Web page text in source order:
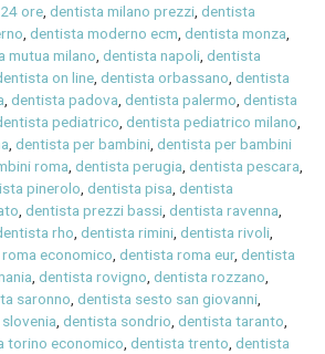
ore,dentista milano prezzi,dentista
,dentista moderno ecm,dentista monza,
mutua milano,dentista napoli,dentista
on line,dentista orbassano,dentista
,dentista padova,dentista palermo,dentista
pediatrico,dentista pediatrico milano,
,dentista per bambini,dentista per bambini
roma,dentista perugia,dentista pescara,
pinerolo,dentista pisa,dentista
,dentista prezzi bassi,dentista ravenna,
rho,dentista rimini,dentista rivoli,
economico,dentista roma eur,dentista
,dentista rovigno,dentista rozzano,
saronno,dentista sesto san giovanni,
,dentista sondrio,dentista taranto,
torino economico,dentista trento,dentista